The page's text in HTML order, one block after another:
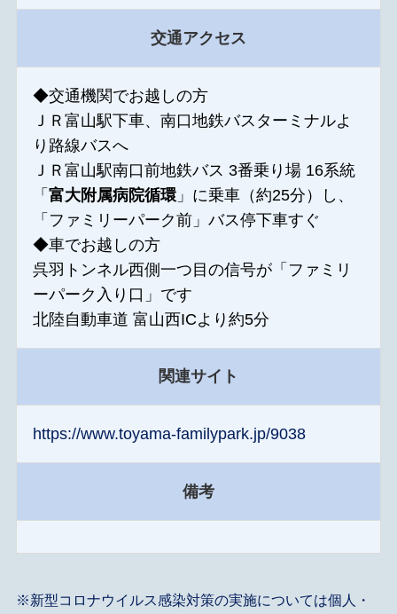
交通アクセス
◆交通機関でお越しの方
ＪＲ富山駅下車、南口地鉄バスターミナルよ
り路線バスへ
ＪＲ富山駅南口前地鉄バス 3番乗り場 16系統
「 富大附属病院循環」に乗車（約25分）し、
「ファミリーパーク前」バス停下車すぐ
◆車でお越しの方
呉羽トンネル西側一つ目の信号が「ファミリ
ーパーク入り口」です
北陸自動車道 富山西ICより約5分
関連サイト
https://www.toyama-familypark.jp/9038
備考
※新型コロナウイルス感染対策の実施については個人・